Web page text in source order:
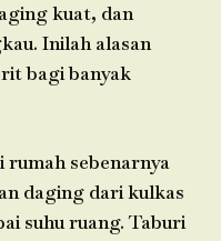
kuat, dan
Inilah alasan
bagi banyak
sebenarnya
daging dari kulkas
suhu ruang. Taburi